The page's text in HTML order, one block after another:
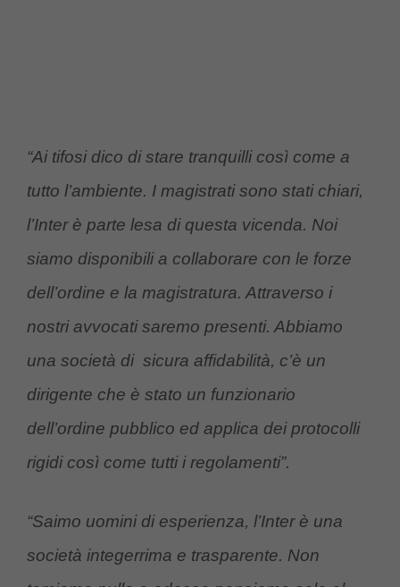
“Ai tifosi dico di stare tranquilli così come a
tutto l’ambiente. I magistrati sono stati chiari,
l’Inter è parte lesa di questa vicenda. Noi
siamo disponibili a collaborare con le forze
dell’ordine e la magistratura. Attraverso i
nostri avvocati saremo presenti. Abbiamo
una società di sicura affidabilità, c’è un
dirigente che è stato un funzionario
dell’ordine pubblico ed applica dei protocolli
rigidi così come tutti i regolamenti”.
“Saimo uomini di esperienza, l’Inter è una
società integerrima e trasparente. Non